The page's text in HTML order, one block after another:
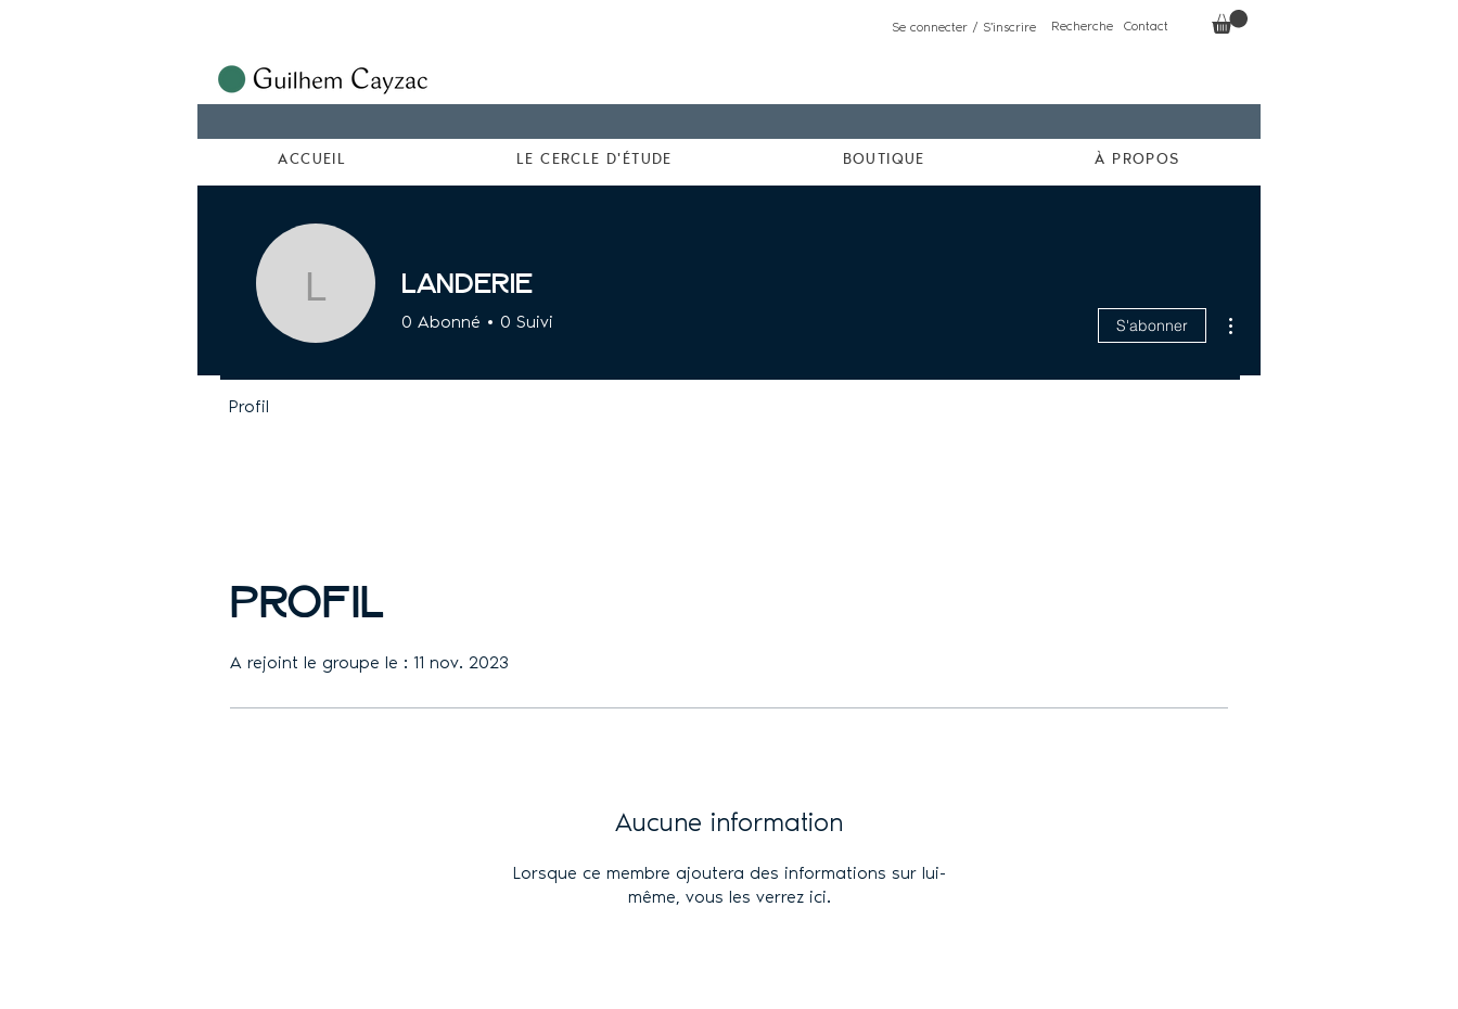
Se connecter / S'inscrire Recherche Contact
ACCUEIL LE CERCLE D'ÉTUDE BOUTIQUE À PROPOS
Profil
A rejoint le groupe le : 11 nov. 2023
Aucune information
Lorsque ce membre ajoutera des informations sur lui-
même, vous les verrez ici.
landerielanderie
0 Abonné 0 Suivi S'abonner
Profil